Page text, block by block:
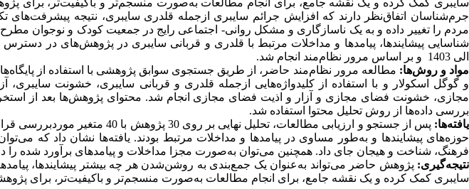
سایبری کمک کرده و یک نقشه جامع، برای انجام مطالعات به‌صورت منسجم‌تر و باکیفیت‌تر، برای
جرم‌شناسان اتفاق‌نظر دارند که افزایش جرائم سایبری ازجمله قلدری سایبری، نتیجه پیشرفت‌های
مردم را تغییر داده و به یک ناسازگاری و مشکل روانی- اجتماعی رایج در جمعیت کودک و نوجوان
الی 1403 و بر اساس مرور نظام‌مند انجام شد.
مواد و روش‌ها: مطالعه مرور نظام‌مند حاضر، از طریق جستجوی سوابق پژوهشی با استفاده از
و گوگل اسکولار و با استفاده از کلیدواژه‌هایی ازجمله قلدری و قربانی سایبری، خشونت سایبری،
مجازی، خشونت فضای مجازی و آزار و اذیت فضای مجازی انجام شد. محتوای پژوهش‌ها بعد از
بررسی داده‌ها از روش تحلیل محتوا استفاده شد.
یافته‌ها:
پس از جستجو و ارزیابی مطالعات، تحلیل
حوزه‌های پیشایندها و به‌طور مساوی در پیامدها و مداخلات مرتبط بودند. یافته‌ها نشان داد که
فرهنگ، شناخت و هیجان جای داد. همچنین می‌توان به‌صورت مجزا مداخلات و پیامدهای برآورد شده را
نتیجه‌گیری: پژوهش حاضر می‌تواند به‌عنوان یک جمع‌بندی به روشن‌شدن هر چه بیشتر پیشایندها،
سایبری کمک کرده و یک نقشه جامع، برای انجام مطالعات به‌صورت منسجم‌تر و باکیفیت‌تر، برای